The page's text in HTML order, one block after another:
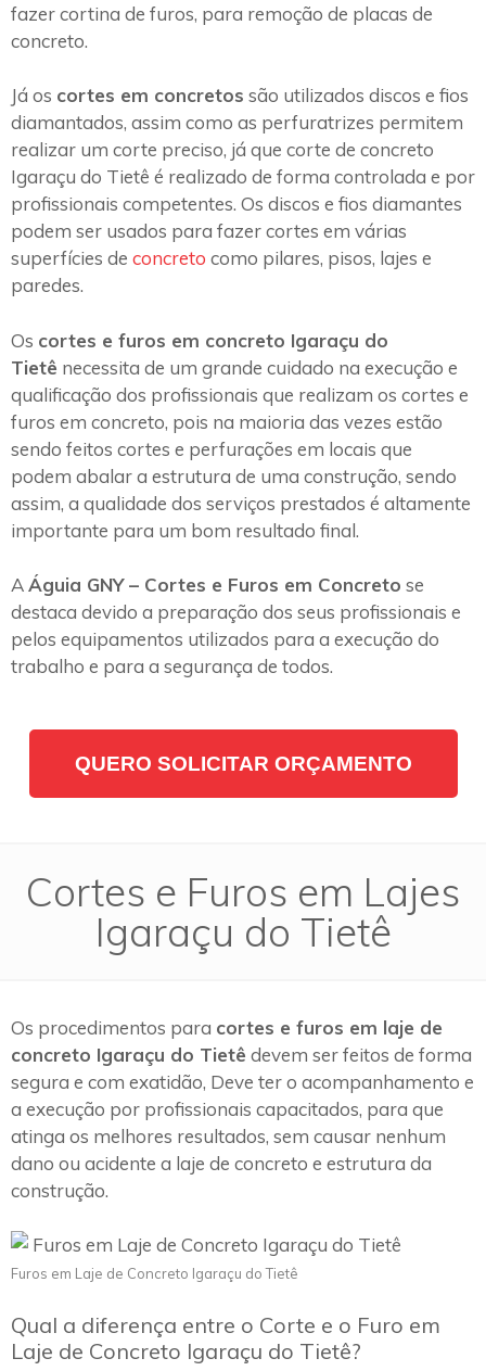
fazer cortina de furos, para remoção de placas de
concreto.
Já os cortes em concretos são utilizados discos e fios
diamantados, assim como as perfuratrizes permitem
realizar um corte preciso, já que corte de concreto
Igaraçu do Tietê é realizado de forma controlada e por
profissionais competentes. Os discos e fios diamantes
podem ser usados para fazer cortes em várias
superfícies de concreto como pilares, pisos, lajes e
paredes.
Os cortes e furos em concreto Igaraçu do
Tietê necessita de um grande cuidado na execução e
qualificação dos profissionais que realizam os cortes e
furos em concreto, pois na maioria das vezes estão
sendo feitos cortes e perfurações em locais que
podem abalar a estrutura de uma construção, sendo
assim, a qualidade dos serviços prestados é altamente
importante para um bom resultado final.
AÁguia GNY – Cortes e Furos em Concreto se
destaca devido a preparação dos seus profissionais e
pelos equipamentos utilizados para a execução do
trabalho e para a segurança de todos.
QUERO SOLICITAR ORÇAMENTO
Cortes e Furos em Lajes
Igaraçu do Tietê
Os procedimentos para cortes e furos em laje de
concreto Igaraçu do Tietê devem ser feitos de forma
segura e com exatidão, Deve ter o acompanhamento e
a execução por profissionais capacitados, para que
atinga os melhores resultados, sem causar nenhum
dano ou acidente a laje de concreto e estrutura da
construção.
Furos em Laje de Concreto Igaraçu do Tietê
Qual a diferença entre o Corte e o Furo em
Laje de Concreto Igaraçu do Tietê?